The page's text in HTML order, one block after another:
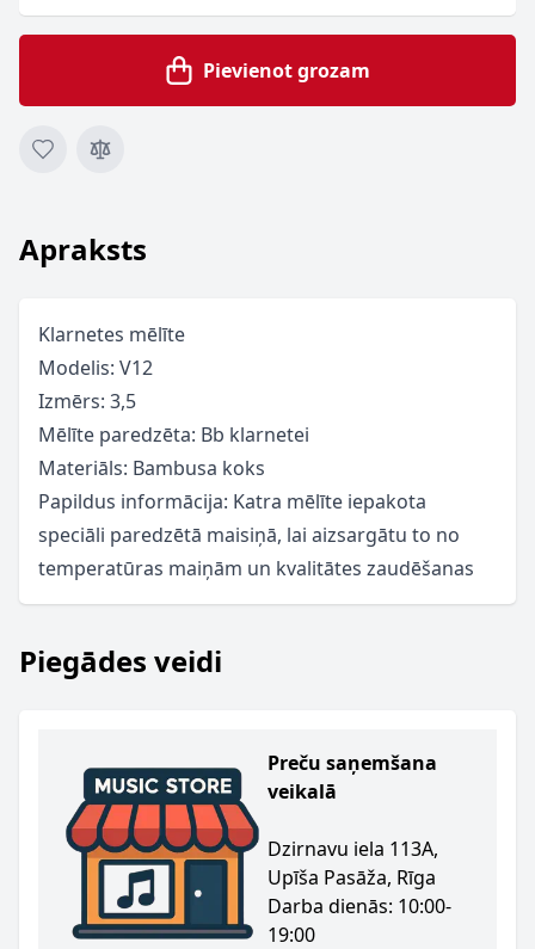
Pievienot grozam
Apraksts
Klarnetes mēlīte
Modelis: V12
Izmērs: 3,5
Mēlīte paredzēta: Bb klarnetei
Materiāls: Bambusa koks
Papildus informācija: Katra mēlīte iepakota
speciāli paredzētā maisiņā, lai aizsargātu to no
temperatūras maiņām un kvalitātes zaudēšanas
Piegādes veidi
Preču saņemšana
veikalā
Dzirnavu iela 113A,
Upīša Pasāža, Rīga
Darba dienās: 10:00-
19:00